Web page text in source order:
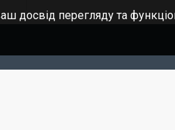
досвід перегляду та